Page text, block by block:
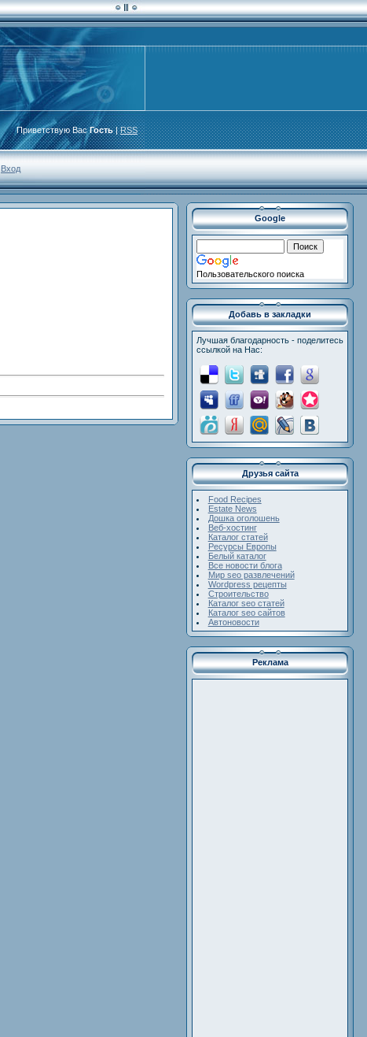
Приветствую Вас Гость|RSS
Вход
Google
Пользовательского поиска
Добавь в закладки
Лучшая благодарность - поделитесь
ссылкой на Нас:
Друзья сайта
Food Recipes
Estate News
Дошка оголошень
Веб-хостинг
Каталог статей
Ресурсы Европы
Белый каталог
Все новости блога
Мир seo развлечений
Wordpress рецепты
Строительство
Каталог seo статей
Каталог seo сайтов
Автоновости
Реклама